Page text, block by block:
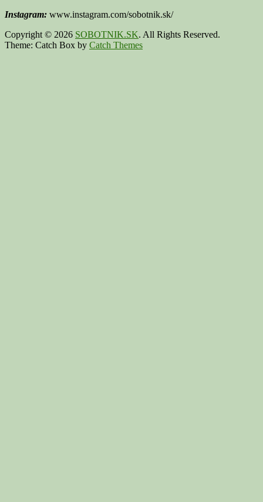
Instagram: www.instagram.com/sobotnik.sk/
Copyright © 2026 SOBOTNIK.SK. All Rights Reserved.
Theme: Catch Box by Catch Themes